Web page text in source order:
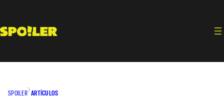
contenido
SPOILER ARTÍCULOS